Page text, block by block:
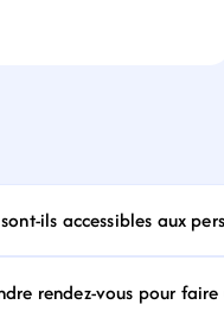
ils accessibles aux
rendez-vous pour